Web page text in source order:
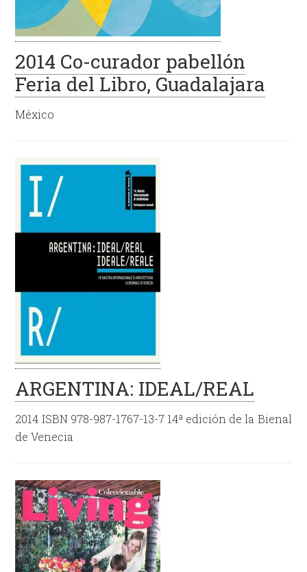
2014 Co-curador pabellón
Feria del Libro, Guadalajara
México
ARGENTINA: IDEAL/REAL
2014 ISBN 978-987-1767-13-7 14ª edición de la Bienal
de Venecia